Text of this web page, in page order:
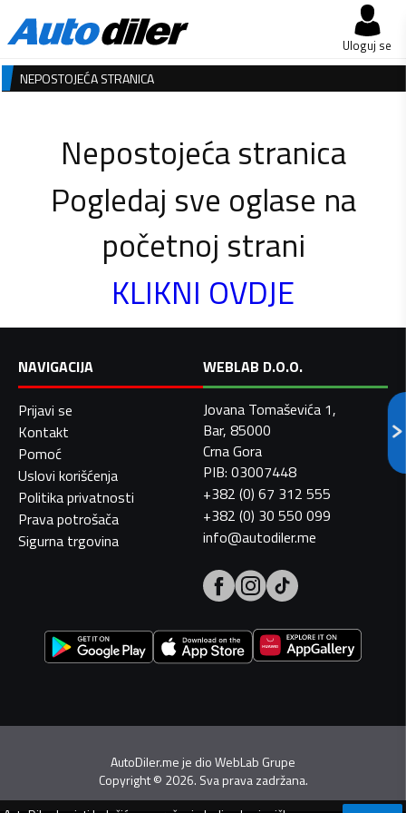
Uloguj se
NEPOSTOJEĆA STRANICA
Nepostojeća stranica
Pogledaj sve oglase na
početnoj strani
KLIKNI OVDJE
NAVIGACIJA
Prijavi se
Kontakt
Pomoć
Uslovi korišćenja
Politika privatnosti
Prava potrošača
Sigurna trgovina
WEBLAB D.O.O.
Jovana Tomaševića 1,
Bar, 85000
Crna Gora
PIB: 03007448
+382 (0) 67 312 555
+382 (0) 30 550 099
info@autodiler.me
AutoDiler.me je dioWebLab Grupe
Copyright© 2026. Sva prava zadržana.